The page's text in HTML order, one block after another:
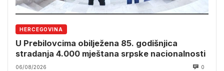
HERCEGOVINA
U Prebilovcima obilježena 85. godišnjica
stradanja 4.000 mještana srpske nacionalnosti
06/08/2026 0